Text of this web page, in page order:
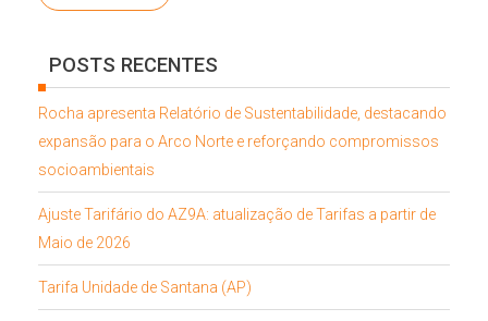
POSTS RECENTES
Rocha apresenta Relatório de Sustentabilidade, destacando
expansão para o Arco Norte e reforçando compromissos
socioambientais
Ajuste Tarifário do AZ9A: atualização de Tarifas a partir de
Maio de 2026
Tarifa Unidade de Santana (AP)